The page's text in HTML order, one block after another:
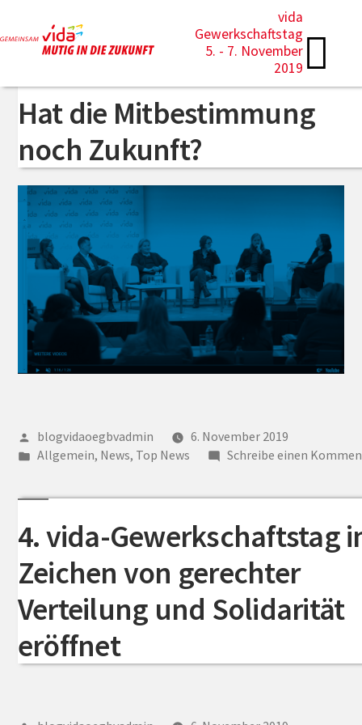
vida
Gewerkschaftstag
5. - 7. November
2019
Autoren-Archiv:
blogvidaoegbvadmin
Hat die Mitbestimmung
noch Zukunft?
Veröffentlicht
von
blogvidaoegbvadmin
6. November 2019
Veröffentlicht
Allgemein, News, Top News Schreibe einen
4. vida-Gewerkschaftstag
Zeichen von gerechter
Verteilung und Solidarität
eröffnet